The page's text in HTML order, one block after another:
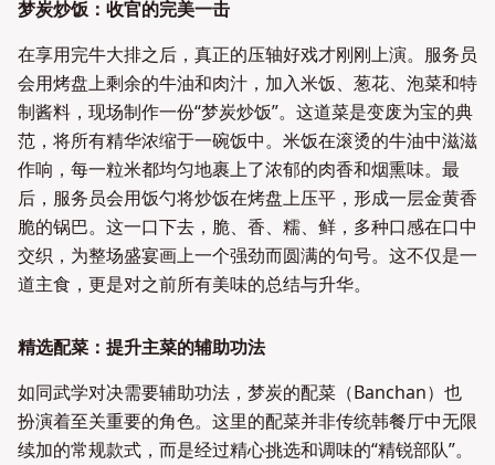
梦炭炒饭：收官的完美一击
在享用完牛大排之后，真正的压轴好戏才刚刚上演。服务员
会用烤盘上剩余的牛油和肉汁，加入米饭、葱花、泡菜和特
制酱料，现场制作一份“梦炭炒饭”。这道菜是变废为宝的典
范，将所有精华浓缩于一碗饭中。米饭在滚烫的牛油中滋滋
作响，每一粒米都均匀地裹上了浓郁的肉香和烟熏味。最
后，服务员会用饭勺将炒饭在烤盘上压平，形成一层金黄香
脆的锅巴。这一口下去，脆、香、糯、鲜，多种口感在口中
交织，为整场盛宴画上一个强劲而圆满的句号。这不仅是一
道主食，更是对之前所有美味的总结与升华。
精选配菜：提升主菜的辅助功法
如同武学对决需要辅助功法，梦炭的配菜（Banchan）也
扮演着至关重要的角色。这里的配菜并非传统韩餐厅中无限
续加的常规款式，而是经过精心挑选和调味的“精锐部队”。